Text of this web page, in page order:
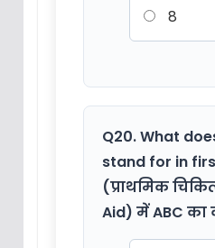
8
Q20. What
stand for in
(प्राथमिक
Aid) में ABC का